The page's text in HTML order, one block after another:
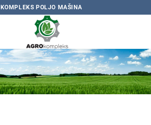
KOMPLEKS POLJO MAŠINA